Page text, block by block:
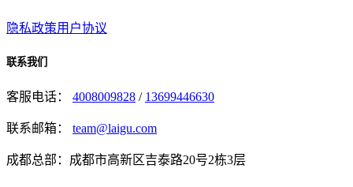
隐私政策用户协议
联系我们
客服电话： 4008009828 / 13699446630
联系邮箱： team@laigu.com
成都总部：成都市高新区吉泰路20号2栋3层